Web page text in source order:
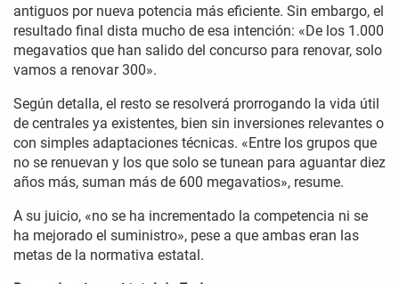
antiguos por nueva potencia más eficiente. Sin embargo, el
resultado final dista mucho de esa intención: «De los 1.000
megavatios que han salido del concurso para renovar, solo
vamos a renovar 300».
Según detalla, el resto se resolverá prorrogando la vida útil
de centrales ya existentes, bien sin inversiones relevantes o
con simples adaptaciones técnicas. «Entre los grupos que
no se renuevan y los que solo se tunean para aguantar diez
años más, suman más de 600 megavatios», resume.
A su juicio, «no se ha incrementado la competencia ni se
ha mejorado el suministro», pese a que ambas eran las
metas de la normativa estatal.